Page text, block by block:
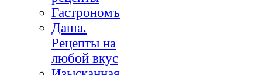
Гастрономъ
Даша.
Рецепты на
любой вкус